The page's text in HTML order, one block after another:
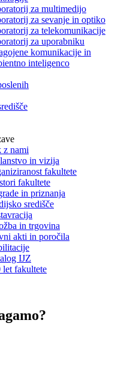
za multimedijo
za sevanje in optiko
za telekomunikacije
za uporabniku
komunikacije in
inteligenco
z nami
in vizija
fakultete
fakultete
in priznanja
središče
in trgovina
akti in poročila
IJZ
let fakultete